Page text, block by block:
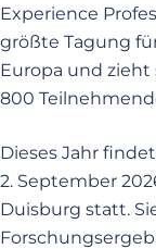
Experience
größte Tagung
Europa und zieht
800
Dieses Jahr
2. September
Duisburg statt.